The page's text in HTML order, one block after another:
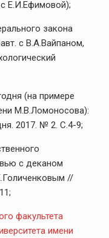
Е.И.Ефимовой);
закона
с В.А.Вайпаном,
(на примере
М.В.Ломоносова):
2017. № 2. С.4-9;
с деканом
//
факультета
имени